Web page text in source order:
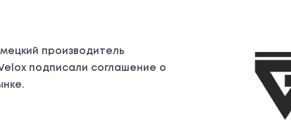
производитель
подписали соглашение о